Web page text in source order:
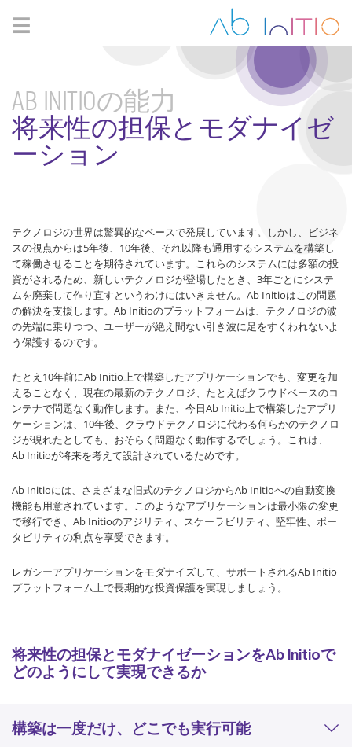
☰
AB INITIOの能力
将来性の担保とモダナイゼ
ーション
テクノロジの世界は驚異的なペースで発展しています。しかし、ビジネ
スの視点からは5年後、10年後、それ以降も通用するシステムを構築し
て稼働させることを期待されています。これらのシステムには多額の投
資がされるため、新しいテクノロジが登場したとき、3年ごとにシステ
ムを廃棄して作り直すというわけにはいきません。Ab Initioはこの問題
の解決を支援します。Ab Initioのプラットフォームは、テクノロジの波
の先端に乗りつつ、ユーザーが絶え間ない引き波に足をすくわれないよ
う保護するのです。
たとえ10年前にAb Initio上で構築したアプリケーションでも、変更を加
えることなく、現在の最新のテクノロジ、たとえばクラウドベースのコ
ンテナで問題なく動作します。また、今日Ab Initio上で構築したアプリ
ケーションは、10年後、クラウドテクノロジに代わる何らかのテクノロ
ジが現れたとしても、おそらく問題なく動作するでしょう。これは、
Ab Initioが将来を考えて設計されているためです。
Ab Initioには、さまざまな旧式のテクノロジからAb Initioへの自動変換
機能も用意されています。このようなアプリケーションは最小限の変更
で移行でき、Ab Initioのアジリティ、スケーラビリティ、堅牢性、ポー
タビリティの利点を享受できます。
レガシーアプリケーションをモダナイズして、サポートされるAb Initio
プラットフォーム上で長期的な投資保護を実現しましょう。
将来性の担保とモダナイゼーションをAb Initioで
どのようにして実現できるか
構築は一度だけ、どこでも実行可能